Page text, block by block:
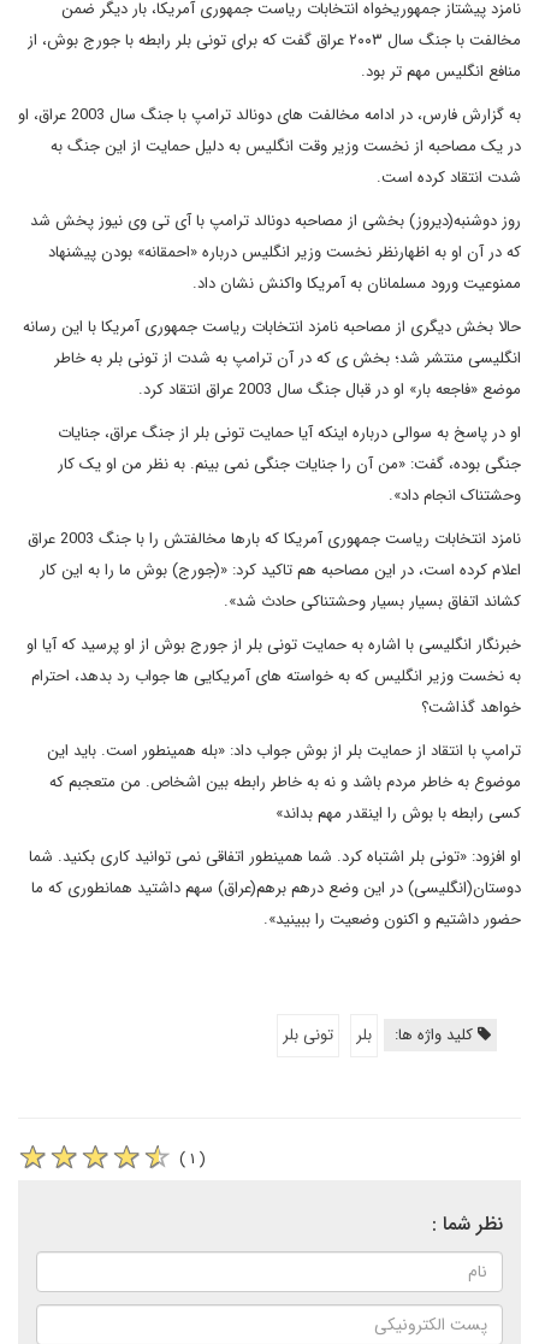
نامزد پیشتاز جمهوریخواه انتخابات ریاست جمهوری آمریکا، بار دیگر ضمن
مخالفت با جنگ سال ۲۰۰۳ عراق گفت که برای تونی بلر رابطه با جورج بوش، از
منافع انگلیس مهم تر بود.
به گزارش فارس، در ادامه مخالفت های دونالد ترامپ با جنگ سال 2003 عراق، او
در یک مصاحبه از نخست وزیر وقت انگلیس به دلیل حمایت از این جنگ به
شدت انتقاد کرده است.
روز دوشنبه(دیروز) بخشی از مصاحبه دونالد ترامپ با آی تی وی نیوز پخش شد
که در آن او به اظهارنظر نخست وزیر انگلیس درباره «احمقانه» بودن پیشنهاد
ممنوعیت ورود مسلمانان به آمریکا واکنش نشان داد.
حالا بخش دیگری از مصاحبه نامزد انتخابات ریاست جمهوری آمریکا با این رسانه
انگلیسی منتشر شد؛ بخش ی که در آن ترامپ به شدت از تونی بلر به خاطر
موضع «فاجعه بار» او در قبال جنگ سال 2003 عراق انتقاد کرد.
او در پاسخ به سوالی درباره اینکه آیا حمایت تونی بلر از جنگ عراق، جنایات
جنگی بوده، گفت: «من آن را جنایات جنگی نمی بینم. به نظر من او یک کار
وحشتناک انجام داد».
نامزد انتخابات ریاست جمهوری آمریکا که بارها مخالفتش را با جنگ 2003 عراق
اعلام کرده است، در این مصاحبه هم تاکید کرد: «(جورج) بوش ما را به این کار
کشاند اتفاق بسیار بسیار وحشتناکی حادث شد».
خبرنگار انگلیسی با اشاره به حمایت تونی بلر از جورج بوش از او پرسید که آیا او
به نخست وزیر انگلیس که به خواسته های آمریکایی ها جواب رد بدهد، احترام
خواهد گذاشت؟
ترامپ با انتقاد از حمایت بلر از بوش جواب داد: «بله همینطور است. باید این
موضوع به خاطر مردم باشد و نه به خاطر رابطه بین اشخاص. من متعجبم که
کسی رابطه با بوش را اینقدر مهم بداند»
او افزود: «تونی بلر اشتباه کرد. شما همینطور اتفاقی نمی توانید کاری بکنید. شما
دوستان(انگلیسی) در این وضع درهم برهم(عراق) سهم داشتید همانطوری که ما
حضور داشتیم و اکنون وضعیت را ببینید».
کلید واژه ها: بلر تونی بلر
( ۱ )
نظر شما :